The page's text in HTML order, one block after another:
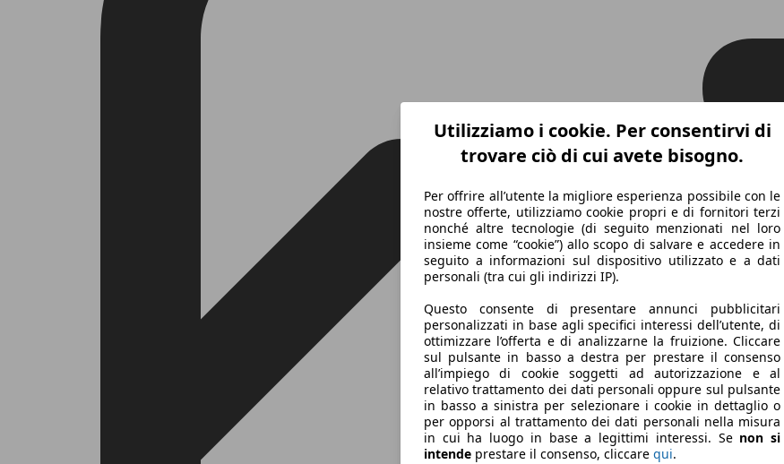
Utilizziamo i cookie. Per consentirvi di
trovare ciò di cui avete bisogno.
Per offrire all’utente la migliore esperienza possibile con le
nostre offerte, utilizziamo cookie propri e di fornitori terzi
nonché altre tecnologie (di seguito menzionati nel loro
insieme come “cookie”) allo scopo di salvare e accedere in
seguito a informazioni sul dispositivo utilizzato e a dati
personali (tra cui gli indirizzi IP).
Questo consente di presentare annunci pubblicitari
personalizzati in base agli specifici interessi dell’utente, di
ottimizzare l’offerta e di analizzarne la fruizione. Cliccare
sul pulsante in basso a destra per prestare il consenso
all’impiego di cookie soggetti ad autorizzazione e al
relativo trattamento dei dati personali oppure sul pulsante
in basso a sinistra per selezionare i cookie in dettaglio o
per opporsi al trattamento dei dati personali nella misura
in cui ha luogo in base a legittimi interessi. Se non si
intende prestare il consenso, cliccare qui.